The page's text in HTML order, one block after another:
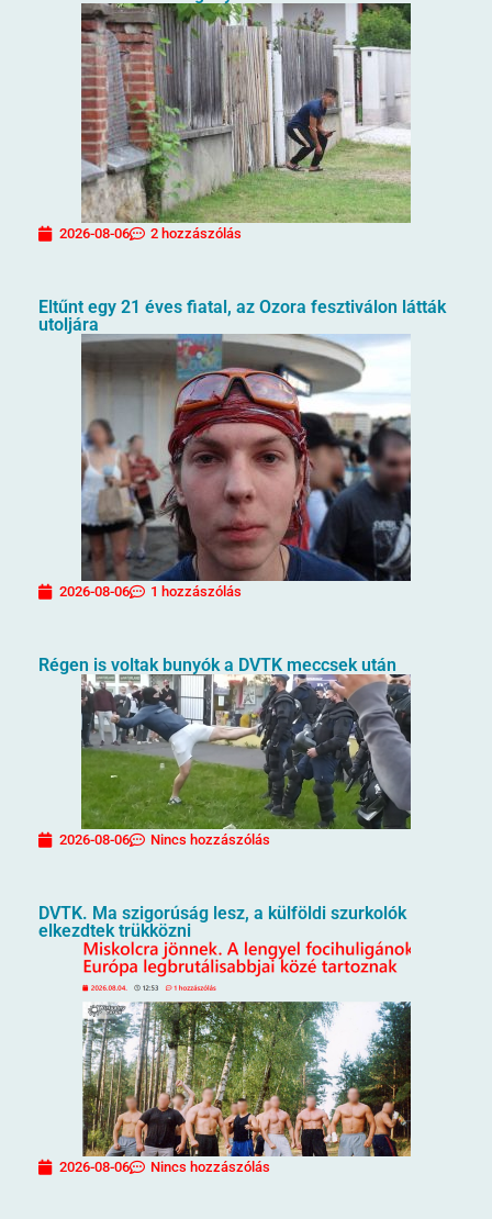
2026-08-06 2 hozzászólás
Eltűnt egy 21 éves fiatal, az Ozora fesztiválon látták
utoljára
2026-08-06 1 hozzászólás
Régen is voltak bunyók a DVTK meccsek után
2026-08-06 Nincs hozzászólás
DVTK. Ma szigorúság lesz, a külföldi szurkolók
elkezdtek trükközni
2026-08-06 Nincs hozzászólás